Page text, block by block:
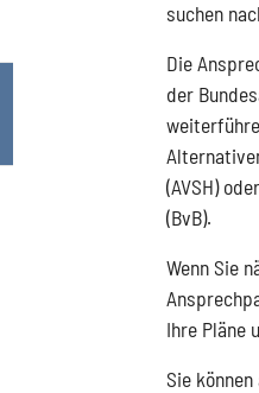
suchen
Die
der
(AVSH)
(BvB).
Wenn Sie
Ihre Pläne
Sie